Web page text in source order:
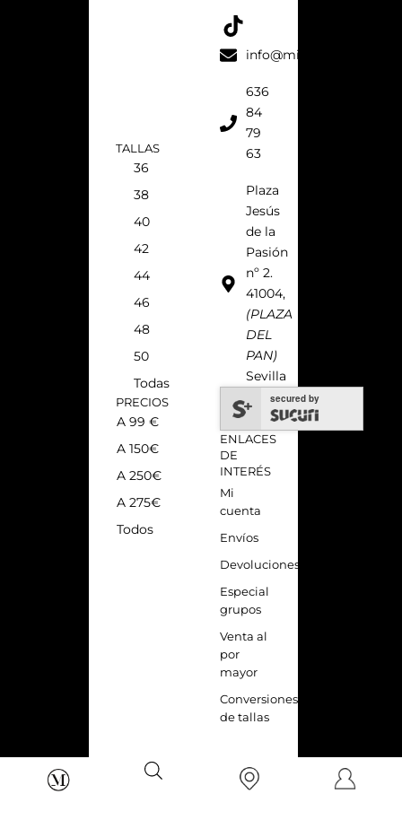
TALLAS
36
38
40
42
44
46
48
50
Todas
PRECIOS
A 99 €
A 150€
A 250€
A 275€
Todos
o
k
r
a
e
s
info@micaelavilla.com
636
84
79
63
Plaza
Jesús
de la
Pasión
nº 2.
41004,
(PLAZA
DEL
PAN)
Sevilla
secured by
ENLACES
DE
INTERÉS
Mi
cuenta
Envíos
Devoluciones
Especial
grupos
Venta al
por
mayor
Conversiones
de tallas